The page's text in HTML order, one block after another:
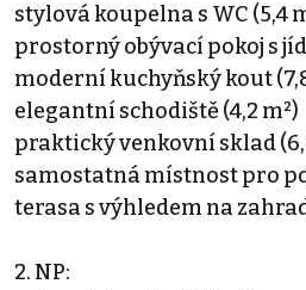
stylová koupelna s WC (5,4
prostorný obývací pokoj s
moderní kuchyňský kout
elegantní schodiště (4,2 m²)
praktický venkovní sklad
samostatná místnost pro
terasa s výhledem na
2. NP: